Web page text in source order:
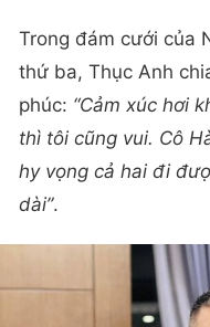
Trong đám cưới của
thứ ba, Thục Anh
phúc: “Cảm xúc hơi
thì tôi cũng vui. Cô
hy vọng cả hai đi
dài”.